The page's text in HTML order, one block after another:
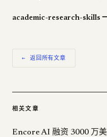
← 返回所有文章
相关文章
Encore AI 融资 3000 万